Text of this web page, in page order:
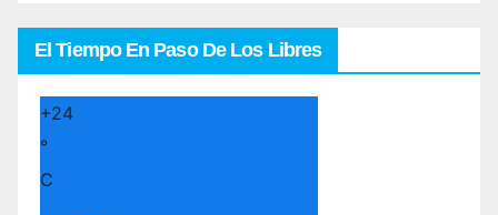
El Tiempo En Paso De Los Libres
+24
°
C